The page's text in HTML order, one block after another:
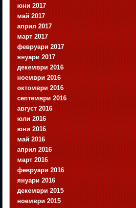
юни 2017
май 2017
април 2017
март 2017
февруари 2017
януари 2017
декември 2016
ноември 2016
октомври 2016
септември 2016
август 2016
юли 2016
юни 2016
май 2016
април 2016
март 2016
февруари 2016
януари 2016
декември 2015
ноември 2015